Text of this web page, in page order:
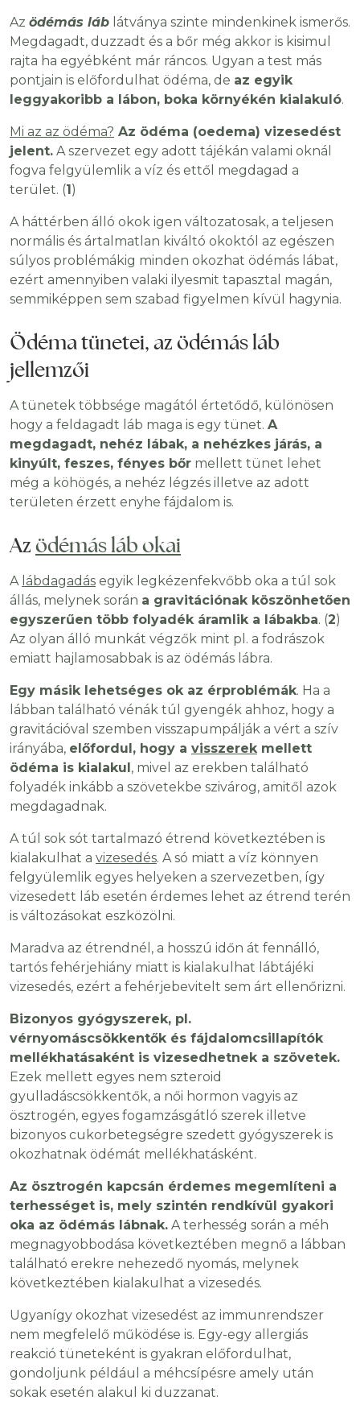
Az ödémás láb látványa szinte mindenkinek ismerős.
Megdagadt, duzzadt és a bőr még akkor is kisimul
rajta ha egyébként már ráncos. Ugyan a test más
pontjain is előfordulhat ödéma, de az egyik
leggyakoribb a lábon, boka környékén kialakuló.
Mi az az ödéma? Az ödéma (oedema) vizesedést
jelent. A szervezet egy adott tájékán valami oknál
fogva felgyülemlik a víz és ettől megdagad a
terület. (1 )
A háttérben álló okok igen változatosak, a teljesen
normális és ártalmatlan kiváltó okoktól az egészen
súlyos problémákig minden okozhat ödémás lábat,
ezért amennyiben valaki ilyesmit tapasztal magán,
semmiképpen sem szabad figyelmen kívül hagynia.
Ödéma tünetei, az ödémás láb
jellemzői
A tünetek többsége magától értetődő, különösen
hogy a feldagadt láb maga is egy tünet. A
megdagadt, nehéz lábak, a nehézkes járás, a
kinyúlt, feszes, fényes bőr mellett tünet lehet
még a köhögés, a nehéz légzés illetve az adott
területen érzett enyhe fájdalom is.
Azödémás láb okai
A lábdagadás egyik legkézenfekvőbb oka a túl sok
állás, melynek során a gravitációnak köszönhetően
egyszerűen több folyadék áramlik a lábakba. (2)
Az olyan álló munkát végzők mint pl. a fodrászok
emiatt hajlamosabbak is az ödémás lábra.
Egy másik lehetséges ok az érproblémák. Ha a
lábban található vénák túl gyengék ahhoz, hogy a
gravitációval szemben visszapumpálják a vért a szív
irányába, előfordul, hogy a visszerekmellett
ödéma is kialakul , mivel az erekben található
folyadék inkább a szövetekbe szivárog, amitől azok
megdagadnak.
A túl sok sót tartalmazó étrend következtében is
kialakulhat a vizesedés. A só miatt a víz könnyen
felgyülemlik egyes helyeken a szervezetben, így
vizesedett láb esetén érdemes lehet az étrend terén
is változásokat eszközölni.
Maradva az étrendnél, a hosszú időn át fennálló,
tartós fehérjehiány miatt is kialakulhat lábtájéki
vizesedés, ezért a fehérjebevitelt sem árt ellenőrizni.
Bizonyos gyógyszerek, pl.
vérnyomáscsökkentők és fájdalomcsillapítók
mellékhatásaként is vizesedhetnek a szövetek.
Ezek mellett egyes nem szteroid
gyulladáscsökkentők, a női hormon vagyis az
ösztrogén, egyes fogamzásgátló szerek illetve
bizonyos cukorbetegségre szedett gyógyszerek is
okozhatnak ödémát mellékhatásként.
Az ösztrogén kapcsán érdemes megemlíteni a
terhességet is, mely szintén rendkívül gyakori
oka az ödémás lábnak. A terhesség során a méh
megnagyobbodása következtében megnő a lábban
található erekre nehezedő nyomás, melynek
következtében kialakulhat a vizesedés.
Ugyanígy okozhat vizesedést az immunrendszer
nem megfelelő működése is. Egy-egy allergiás
reakció tüneteként is gyakran előfordulhat,
gondoljunk például a méhcsípésre amely után
sokak esetén alakul ki duzzanat.